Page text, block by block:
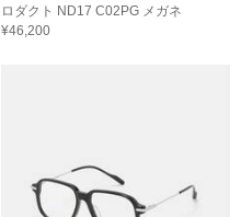
ロダクト ND17 C02PG メガネ
¥46,200